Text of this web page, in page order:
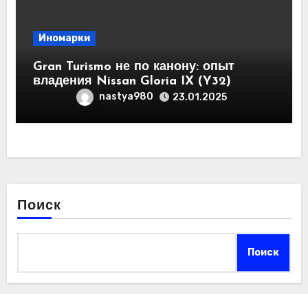
Иномарки
Gran Turismo не по канону: опыт
владения Nissan Gloria IX (Y32)
nastya980 23.01.2025
Поиск
Поиск